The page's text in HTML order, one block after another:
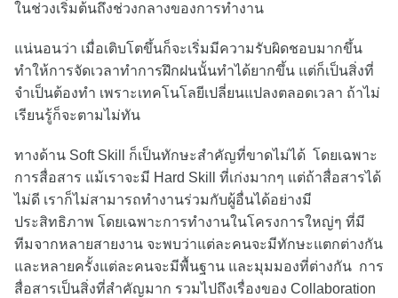
ในช่วงเริ่มต้นถึงช่วงกลางของการทำงาน
แน่นอนว่า เมื่อเติบโตขึ้นก็จะเริ่มมีความรับผิดชอบมากขึ้น
ทำให้การจัดเวลาทำการฝึกฝนนั้นทำได้ยากขึ้น แต่ก็เป็นสิ่งที่
จำเป็นต้องทำ เพราะเทคโนโลยีเปลี่ยนแปลงตลอดเวลา ถ้าไม่
เรียนรู้ก็จะตามไม่ทัน
ทางด้าน Soft Skill ก็เป็นทักษะสำคัญที่ขาดไม่ได้ โดยเฉพาะ
การสื่อสาร แม้เราจะมี Hard Skill ที่เก่งมากๆ แต่ถ้าสื่อสารได้
ไม่ดี เราก็ไม่สามารถทำงานร่วมกับผู้อื่นได้อย่างมี
ประสิทธิภาพ โดยเฉพาะการทำงานในโครงการใหญ่ๆ ที่มี
ทีมจากหลายสายงาน จะพบว่าแต่ละคนจะมีทักษะแตกต่างกัน
และหลายครั้งแต่ละคนจะมีพื้นฐาน และมุมมองที่ต่างกัน การ
สื่อสารเป็นสิ่งที่สำคัญมาก รวมไปถึงเรื่องของ Collaboration